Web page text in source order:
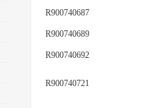
R900740687
R900740689
R900740692
R900740721